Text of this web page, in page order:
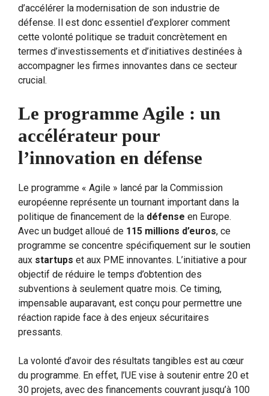
d’accélérer la modernisation de son industrie de
défense. Il est donc essentiel d’explorer comment
cette volonté politique se traduit concrètement en
termes d’investissements et d’initiatives destinées à
accompagner les firmes innovantes dans ce secteur
crucial.
Le programme Agile : un
accélérateur pour
l’innovation en défense
Le programme « Agile » lancé par la Commission
européenne représente un tournant important dans la
politique de financement de la défense en Europe.
Avec un budget alloué de 115 millions d’euros, ce
programme se concentre spécifiquement sur le soutien
aux startups et aux PME innovantes. L’initiative a pour
objectif de réduire le temps d’obtention des
subventions à seulement quatre mois. Ce timing,
impensable auparavant, est conçu pour permettre une
réaction rapide face à des enjeux sécuritaires
pressants.
La volonté d’avoir des résultats tangibles est au cœur
du programme. En effet, l’UE vise à soutenir entre 20 et
30 projets, avec des financements couvrant jusqu’à 100